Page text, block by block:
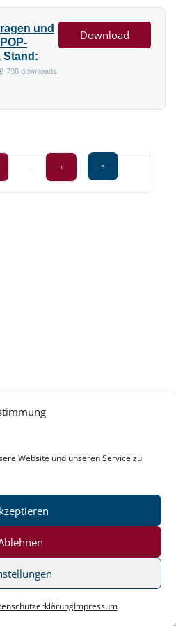
Website und unseren Service zu
Impressum
und
Stand:
738 downloads
Download
4 5